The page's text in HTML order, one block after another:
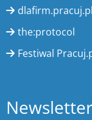
dlafirm.pracuj.pl
the:protocol
Festiwal
Newsletter